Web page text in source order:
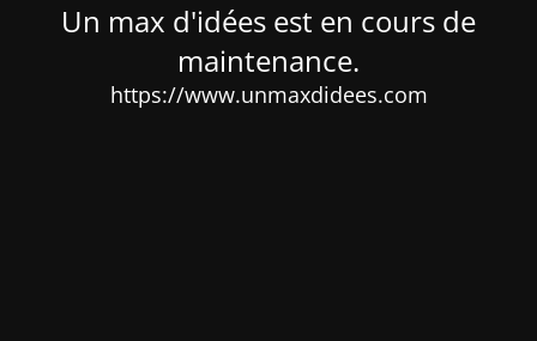
Un max d'idées est en cours de
maintenance.
https://www.unmaxdidees.com